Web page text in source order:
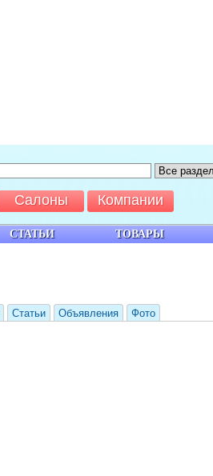
Статьи Объявления Фото
СТАТЬИ ТОВАРЫ
Салоны Компании